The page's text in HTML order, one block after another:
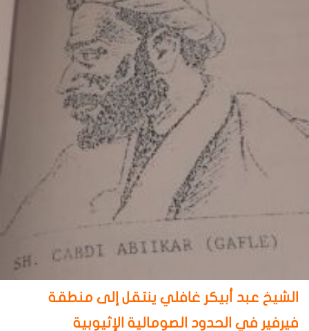
الشيخ عبد أبيكر غافلي ينتقل إلى منطقة
فيرفير في الحدود الصومالية الإثيوبية